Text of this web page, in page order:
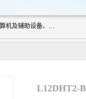
厦门欣锐仪器仪表有限公司成立于2006年，位于厦门市湖里区。公司主营五金产品、电气设备、计算机及辅助设备、通讯设备的批发与零售，同时涉及乐器、照相器材等文化用品的销售。此外，公司还提供通用设备、电气设备、仪器仪表的修理服务，以及信息系统集成、信息技术咨询、数据处理和存储等技术支持。公司致力于为客户提供全面的产品和服务，满足多样化的市场需求。
L12DHT2-